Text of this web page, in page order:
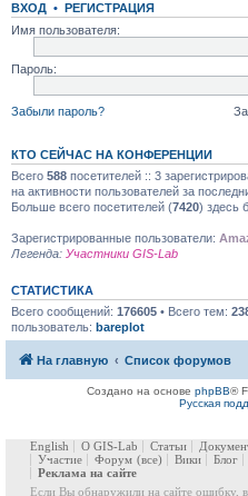
ВХОД • РЕГИСТРАЦИЯ
Имя пользователя:
Пароль:
Забыли пароль?
КТО СЕЙЧАС НА КОНФЕРЕНЦИИ
Всего 588 посетителей :: 3
на активности пользователей за
Больше всего посетителей (7420) здесь
Зарегистрированные пользователи:
Легенда: Участники GIS-Lab
СТАТИСТИКА
Всего сообщений: 176605 • Всего тем:
пользователь: bareplot
На главную Список форумов
Создано на основе phpBB®
Русская
English О GIS-Lab Статьи
Участие
Форум (все) Вики Блог
Реклама на сайте
Если Вы обнаружили на сайте ошибку,